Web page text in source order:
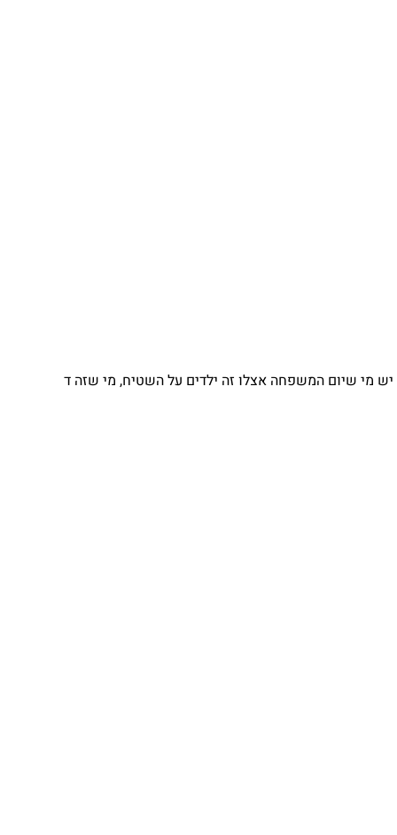
יש מי שיום המשפחה אצלו זה ילדים על השטיח, מי שזה ד